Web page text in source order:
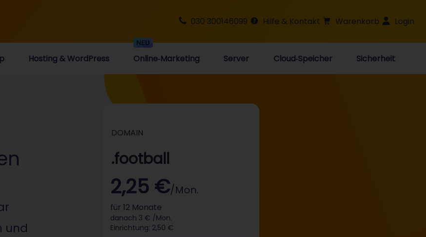
030 300146099 Hilfe & Kontakt Warenkorb Login
Hosting & WordPress Online‑Marketing Server Cloud‑Speicher Sicherheit
und
DOMAIN
.football
2,25 €/Mon.
für 12 Monate
danach 3 € /Mon.
Einrichtung: 2,50 €